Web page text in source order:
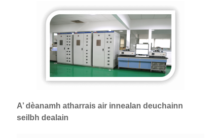
A’ dèanamh atharrais air innealan deuchainn
seilbh dealain